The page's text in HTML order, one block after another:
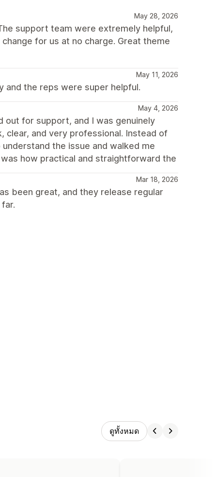
May 28, 2026
support team were extremely helpful,
for us at no charge. Great theme
May 11, 2026
and the reps were super helpful.
May 4, 2026
out for support, and I was genuinely
clear, and very professional. Instead of
the issue and walked me
how practical and straightforward the
Mar 18, 2026
been great, and they release regular
ดูทั้งหมด